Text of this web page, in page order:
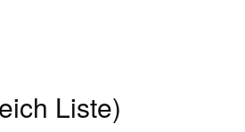
Liste)